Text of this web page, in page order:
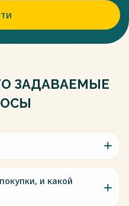
ЗАДАВАЕМЫЕ
и какой